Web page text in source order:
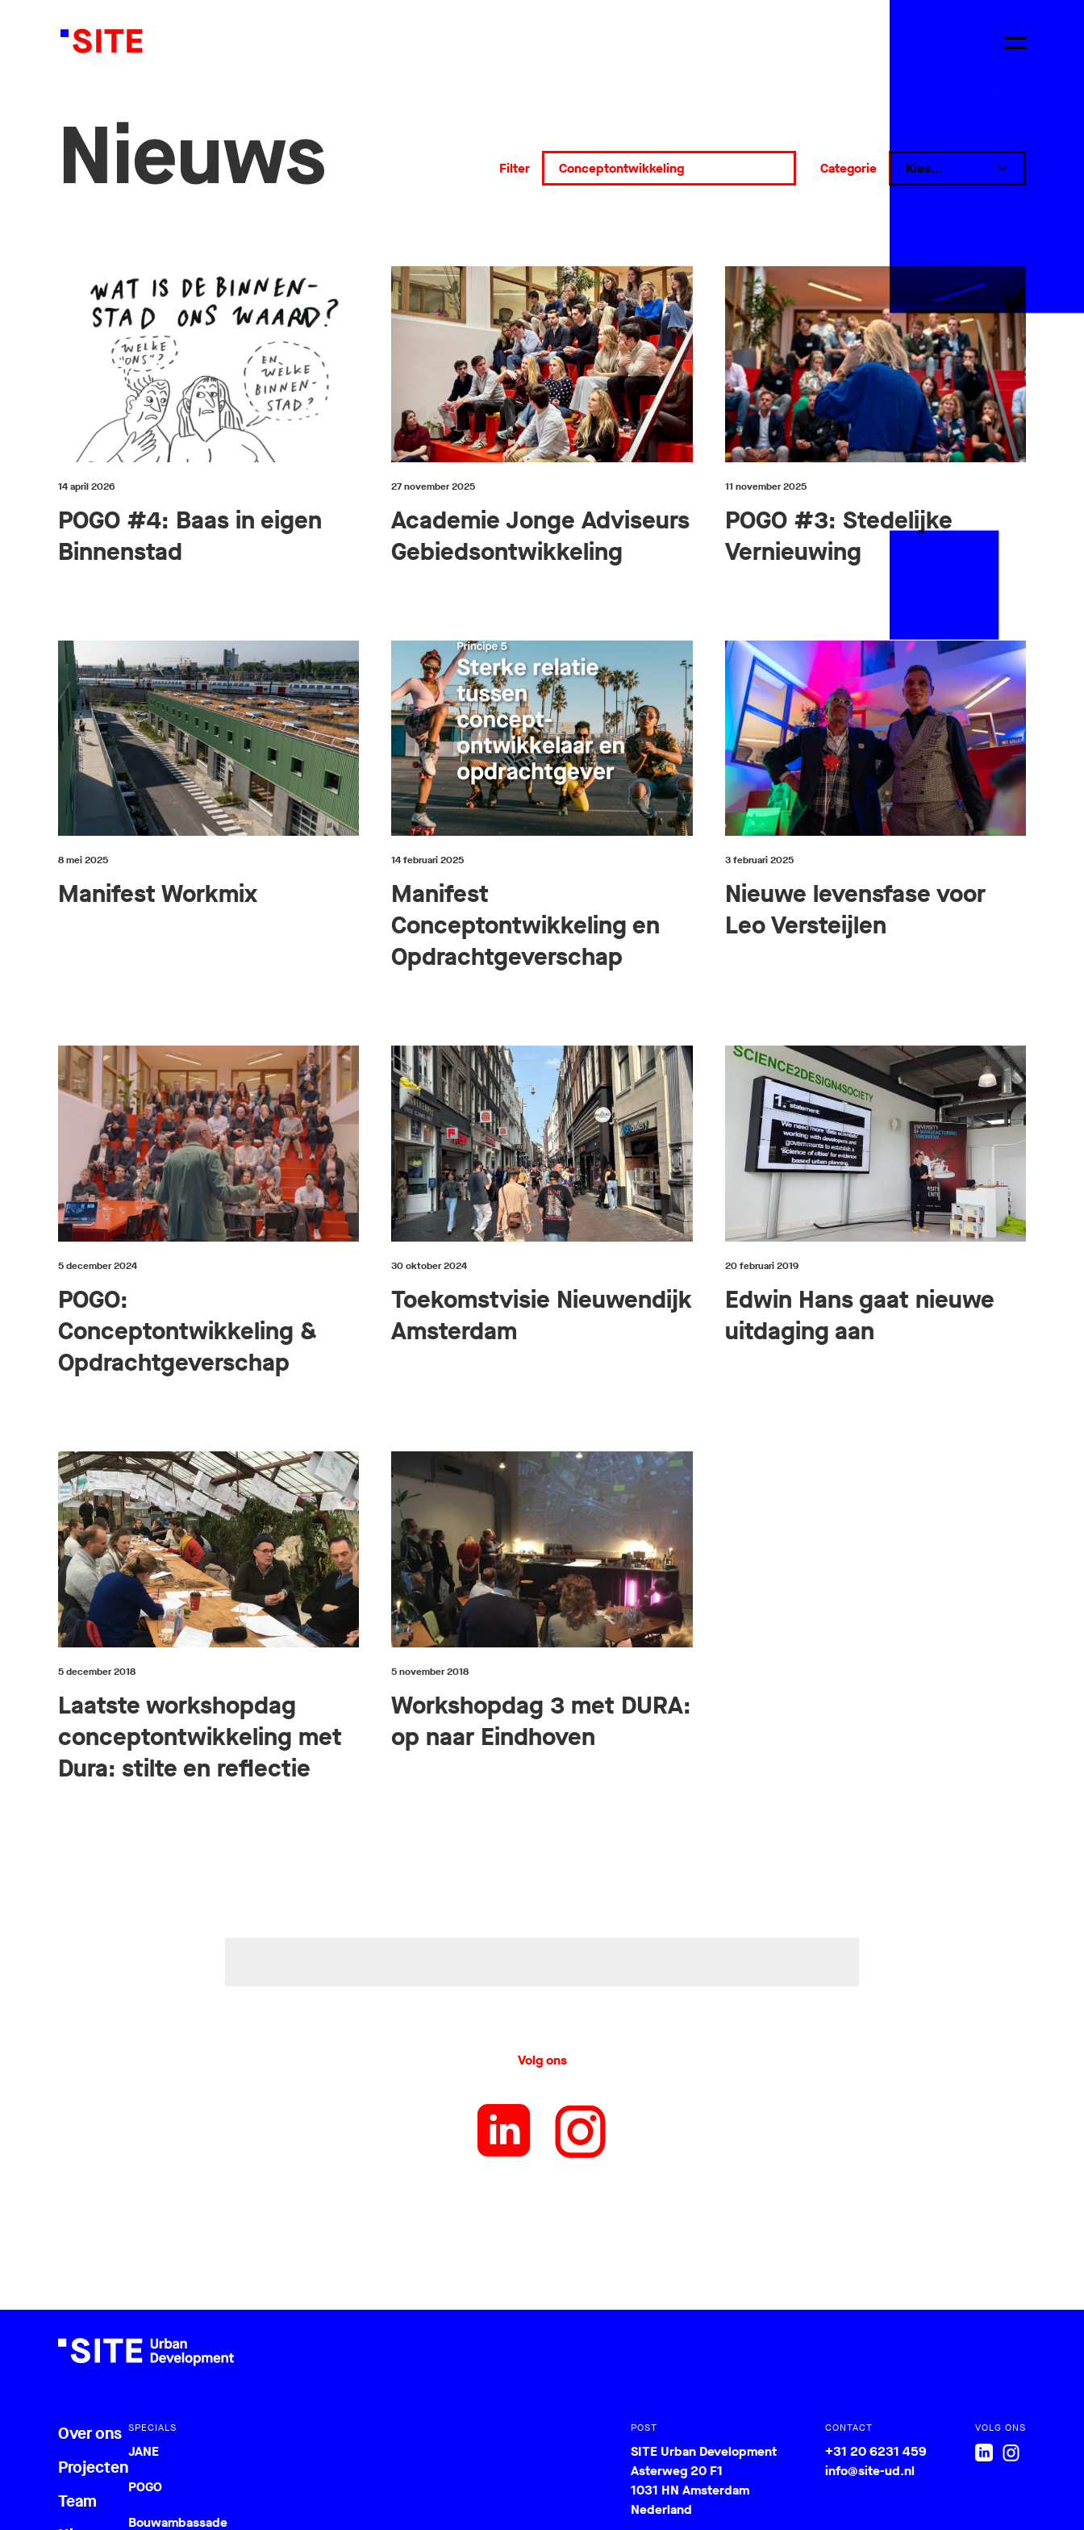
Nieuws Filter Categorie
14 april 2026
POGO #4: Baas in eigen
Binnenstad
27 november 2025
Academie Jonge Adviseurs
Gebiedsontwikkeling
11 november 2025
POGO #3: Stedelijke
Vernieuwing
8 mei 2025
Manifest Workmix
14 februari 2025
Manifest
Conceptontwikkeling en
Opdrachtgeverschap
3 februari 2025
Nieuwe levensfase voor
Leo Versteijlen
5 december 2024
POGO:
Conceptontwikkeling &
Opdrachtgeverschap
30 oktober 2024
Toekomstvisie Nieuwendijk
Amsterdam
20 februari 2019
Edwin Hans gaat nieuwe
uitdaging aan
5 december 2018
Laatste workshopdag
conceptontwikkeling met
Dura: stilte en reflectie
5 november 2018
Workshopdag 3 met DURA:
op naar Eindhoven
Volg ons
Over ons
Projecten
Team
SPECIALS
JANE
POGO
Bouwambassade
POST
SITE Urban Development
Asterweg 20 F1
1031 HN Amsterdam
Nederland
CONTACT
+31 20 6231 459
info@site-ud.nl
VOLG ONS